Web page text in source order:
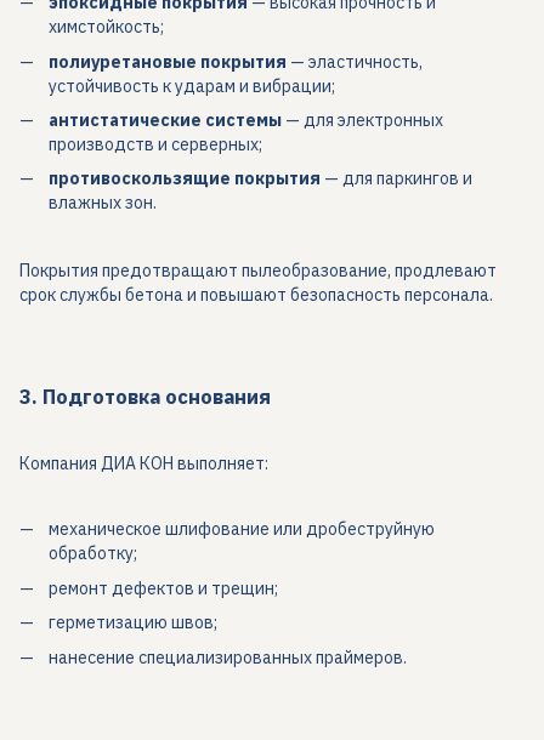
химстойкость;
полиуретановые покрытия — эластичность,
устойчивость к ударам и вибрации;
антистатические системы — для электронных
производств и серверных;
противоскользящие покрытия — для паркингов и
влажных зон.
Покрытия предотвращают пылеобразование, продлевают
срок службы бетона и повышают безопасность персонала.
3. Подготовка основания
Компания ДИА КОН выполняет:
механическое шлифование или дробеструйную
обработку;
ремонт дефектов и трещин;
герметизацию швов;
нанесение специализированных праймеров.